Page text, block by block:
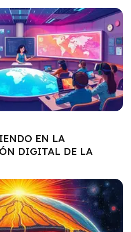
EN LA
DIGITAL DE LA